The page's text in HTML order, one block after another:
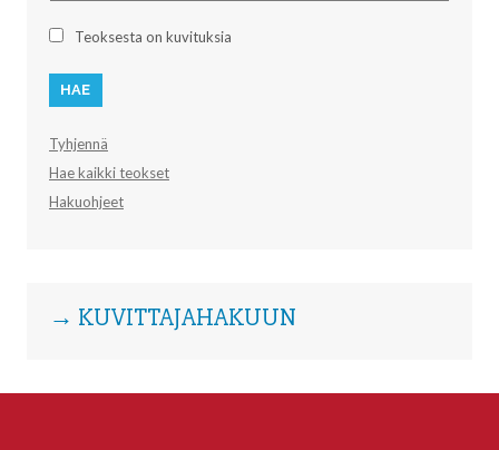
Teoksesta on kuvituksia
Tyhjennä
Hae kaikki teokset
Hakuohjeet
→ KUVITTAJAHAKUUN